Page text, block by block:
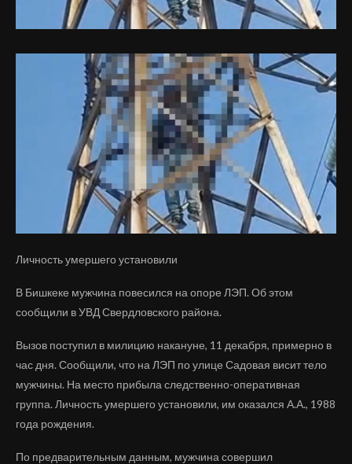
Личность умершего установили
В Бишкеке мужчина повесился на опоре ЛЭП. Об этом
сообщили в УВД Свердловского района.
Вызов поступил в милицию накануне, 11 декабря, примерно в
час дня. Сообщили, что на ЛЭП по улице Садовая висит тело
мужчины. На место прибыла следственно-оперативная
группа. Личность умершего установили, им оказался А.А., 1988
года рождения.
По предварительным данным, мужчина совершил